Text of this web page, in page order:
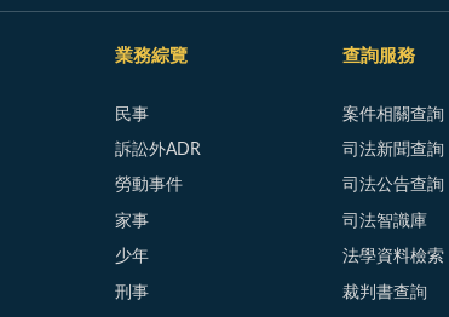
業務綜覽
民事
訴訟外ADR
勞動事件
家事
少年
刑事
查詢服務
案件相關查詢
司法新聞查詢
司法公告查詢
司法智識庫
法學資料檢索
裁判書查詢